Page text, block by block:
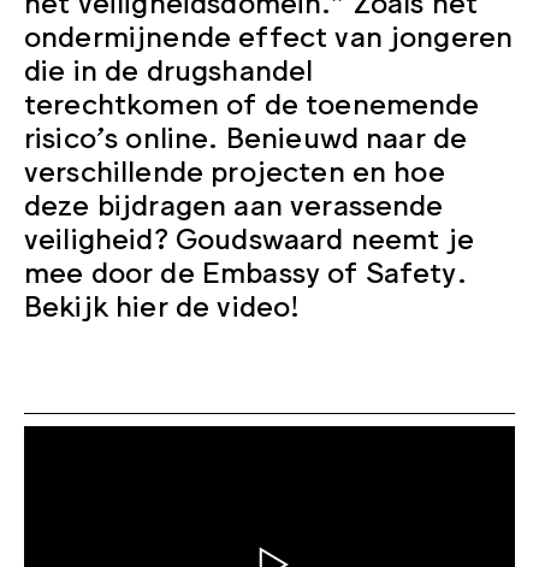
ondermijnende effect van jongeren
die in de drugshandel
terechtkomen of de toenemende
risico’s online. Benieuwd naar de
verschillende projecten en hoe
deze bijdragen aan verassende
veiligheid? Goudswaard neemt je
mee door de Embassy of Safety.
Bekijk hier de video!